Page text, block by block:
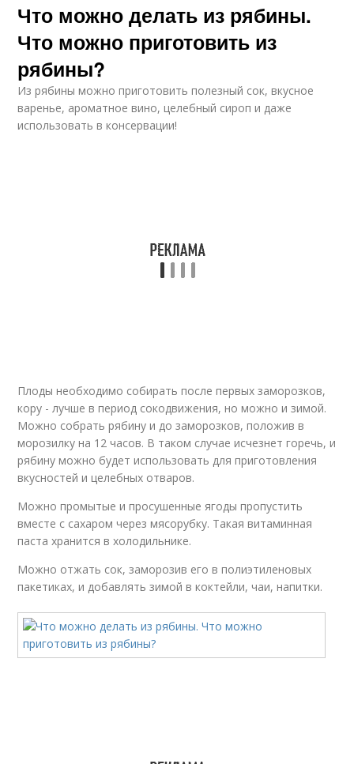
Что можно делать из рябины.
Что можно приготовить из
рябины?
Из рябины можно приготовить полезный сок, вкусное
варенье, ароматное вино, целебный сироп и даже
использовать в консервации!
Плоды необходимо собирать после первых заморозков,
кору - лучше в период сокодвижения, но можно и зимой.
Можно собрать рябину и до заморозков, положив в
морозилку на 12 часов. В таком случае исчезнет горечь, и
рябину можно будет использовать для приготовления
вкусностей и целебных отваров.
Можно промытые и просушенные ягоды пропустить
вместе с сахаром через мясорубку. Такая витаминная
паста хранится в холодильнике.
Можно отжать сок, заморозив его в полиэтиленовых
пакетиках, и добавлять зимой в коктейли, чаи, напитки.